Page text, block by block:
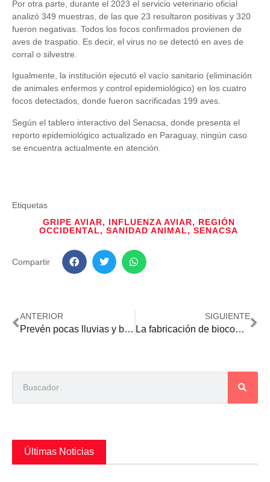
Por otra parte, durante el 2023 el servicio veterinario oficial
analizó 349 muestras, de las que 23 resultaron positivas y 320
fueron negativas. Todos los focos confirmados provienen de
aves de traspatio. Es decir, el virus no se detectó en aves de
corral o silvestre.
Igualmente, la institución ejecutó el vacío sanitario (eliminación
de animales enfermos y control epidemiológico) en los cuatro
focos detectados, donde fueron sacrificadas 199 aves.
Según el tablero interactivo del Senacsa, donde presenta el
reporto epidemiológico actualizado en Paraguay, ningún caso
se encuentra actualmente en atención.
Etiquetas
GRIPE AVIAR, INFLUENZA AVIAR, REGIÓN
OCCIDENTAL, SANIDAD ANIMAL, SENACSA
Compartir
ANTERIOR
Prevén pocas lluvias y bajas temperaturas para la primera semana de junio
SIGUIENTE
La fabricación de biocombustible concentra las inversiones en el sector industrial
Últimas Noticias